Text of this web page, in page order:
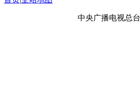
中央广播电视总台